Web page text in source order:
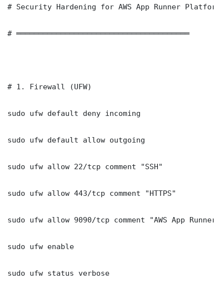
# Security Hardening for AWS App Runner
# ═══════════════════════════════════════
# 1. Firewall (UFW)
sudo ufw default deny incoming
sudo ufw default allow outgoing
sudo ufw allow 22/tcp comment "SSH"
sudo ufw allow 443/tcp comment "HTTPS"
sudo ufw allow 9090/tcp comment "AWS App
sudo ufw enable
sudo ufw status verbose